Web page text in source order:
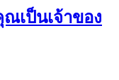
ณเป็นเจ้าของ